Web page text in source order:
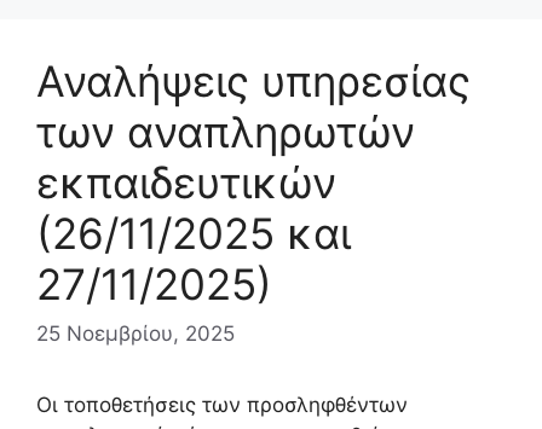
Αναλήψεις υπηρεσίας
των αναπληρωτών
εκπαιδευτικών
(26/11/2025 και
27/11/2025)
25 Νοεμβρίου, 2025
Οι τοποθετήσεις των προσληφθέντων